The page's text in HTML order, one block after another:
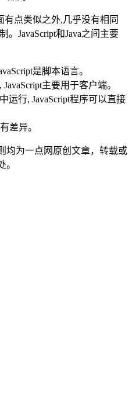
有点类似之外,几乎没有相同
。JavaScript和Java之间主要
是脚本语言。
主要用于客户端。
运行, JavaScript程序可以直接
差异。
均为一点网 原创文章，转载或
。